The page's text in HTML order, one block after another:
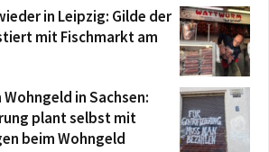
in Leipzig: Gilde der
mit Fischmarkt am
in Sachsen:
plant selbst mit
beim Wohngeld